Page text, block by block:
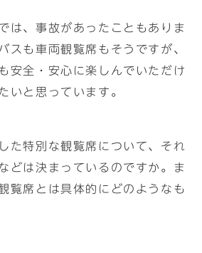
は、事故があったこともありま
スも車両観覧席もそうですが、
安全・安心に楽しんでいただけ
いと思っています。
た特別な観覧席について、それ
どは決まっているのですか。ま
覧席とは具体的にどのようなも